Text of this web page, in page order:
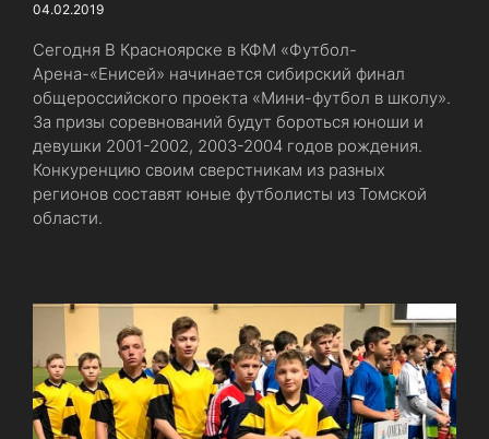
04.02.2019
Сегодня В Красноярске в КФМ «Футбол-
Арена-«Енисей» начинается сибирский финал
общероссийского проекта «Мини-футбол в школу».
За призы соревнований будут бороться юноши и
девушки 2001-2002, 2003-2004 годов рождения.
Конкуренцию своим сверстникам из разных
регионов составят юные футболисты из Томской
области.